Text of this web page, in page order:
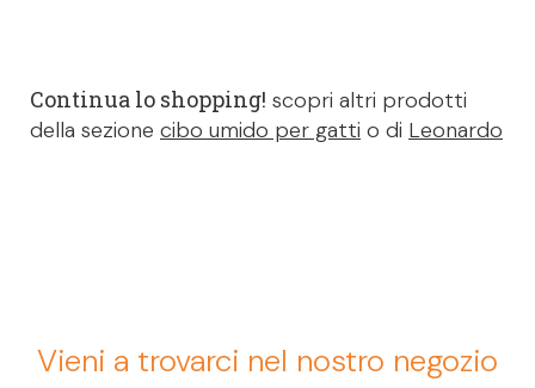
Continua lo shopping! scopri altri prodotti
della sezione cibo umido per gatti o di Leonardo
Vieni a trovarci nel nostro negozio